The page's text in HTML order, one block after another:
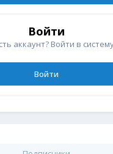
Войти
аккаунт? Войти в
Войти